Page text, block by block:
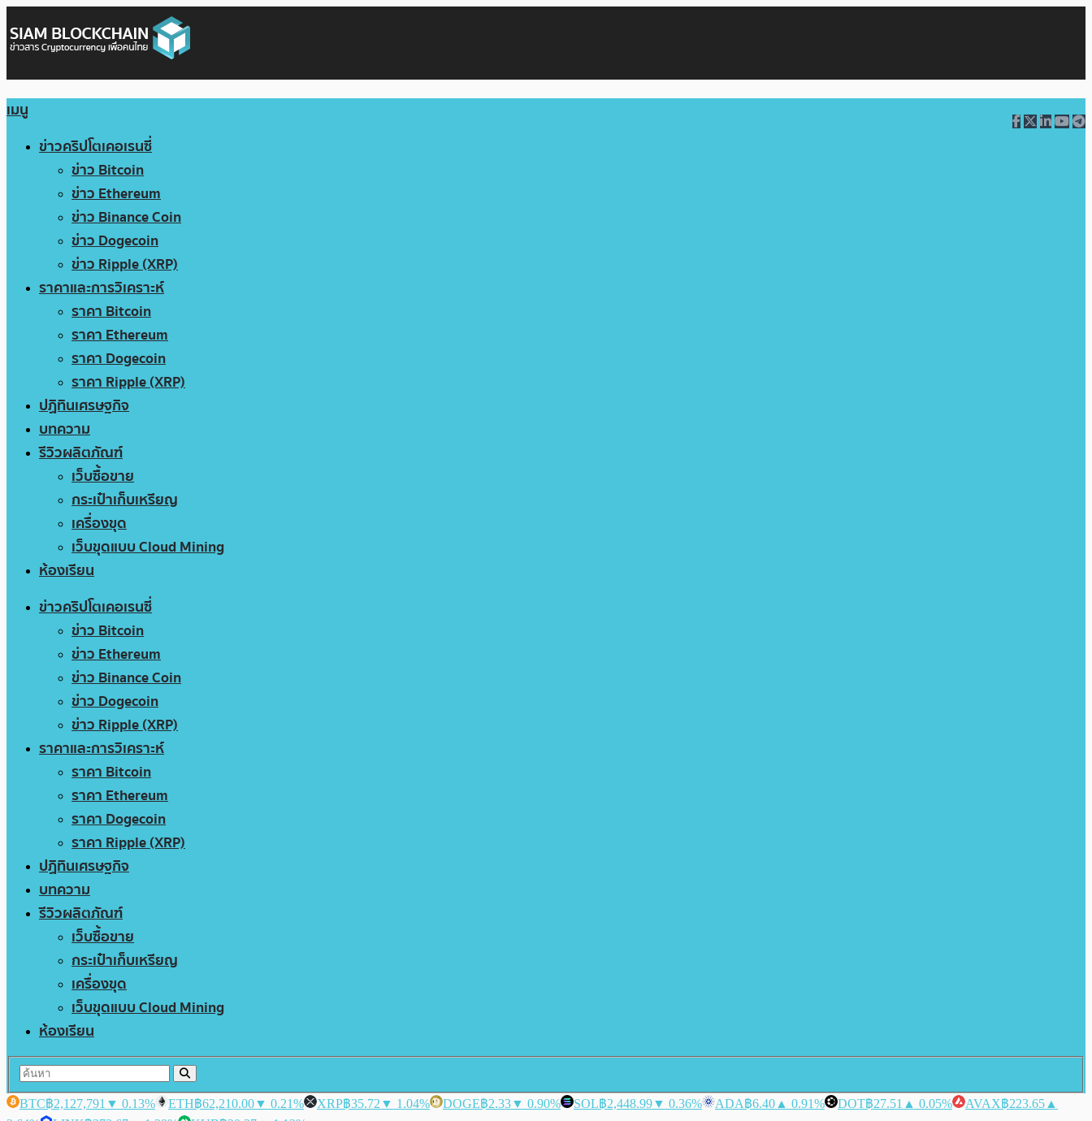
เมนู
ข่าวคริปโตเคอเรนซี่
ข่าว Bitcoin
ข่าว Ethereum
ข่าว Binance Coin
ข่าว Dogecoin
ข่าว Ripple (XRP)
ราคาและการวิเคราะห์
ราคา Bitcoin
ราคา Ethereum
ราคา Dogecoin
ราคา Ripple (XRP)
ปฏิทินเศรษฐกิจ
บทความ
รีวิวผลิตภัณฑ์
เว็บซื้อขาย
กระเป๋าเก็บเหรียญ
เครื่องขุด
เว็บขุดแบบ Cloud Mining
ห้องเรียน
ข่าวคริปโตเคอเรนซี่
ข่าว Bitcoin
ข่าว Ethereum
ข่าว Binance Coin
ข่าว Dogecoin
ข่าว Ripple (XRP)
ราคาและการวิเคราะห์
ราคา Bitcoin
ราคา Ethereum
ราคา Dogecoin
ราคา Ripple (XRP)
ปฏิทินเศรษฐกิจ
บทความ
รีวิวผลิตภัณฑ์
เว็บซื้อขาย
กระเป๋าเก็บเหรียญ
เครื่องขุด
เว็บขุดแบบ Cloud Mining
ห้องเรียน
BTC฿2,127,791 ▼ 0.13% ETH฿62,210.00▼ 0.21% XRP฿35.72 ▼ 1.04% DOGE฿2.33▼ 0.90% SOL฿2,448.99▼ 0.36% ADA฿6.40 ▲ 0.91% DOT฿27.51 ▲ 0.05% AVAX฿223.65 ▲